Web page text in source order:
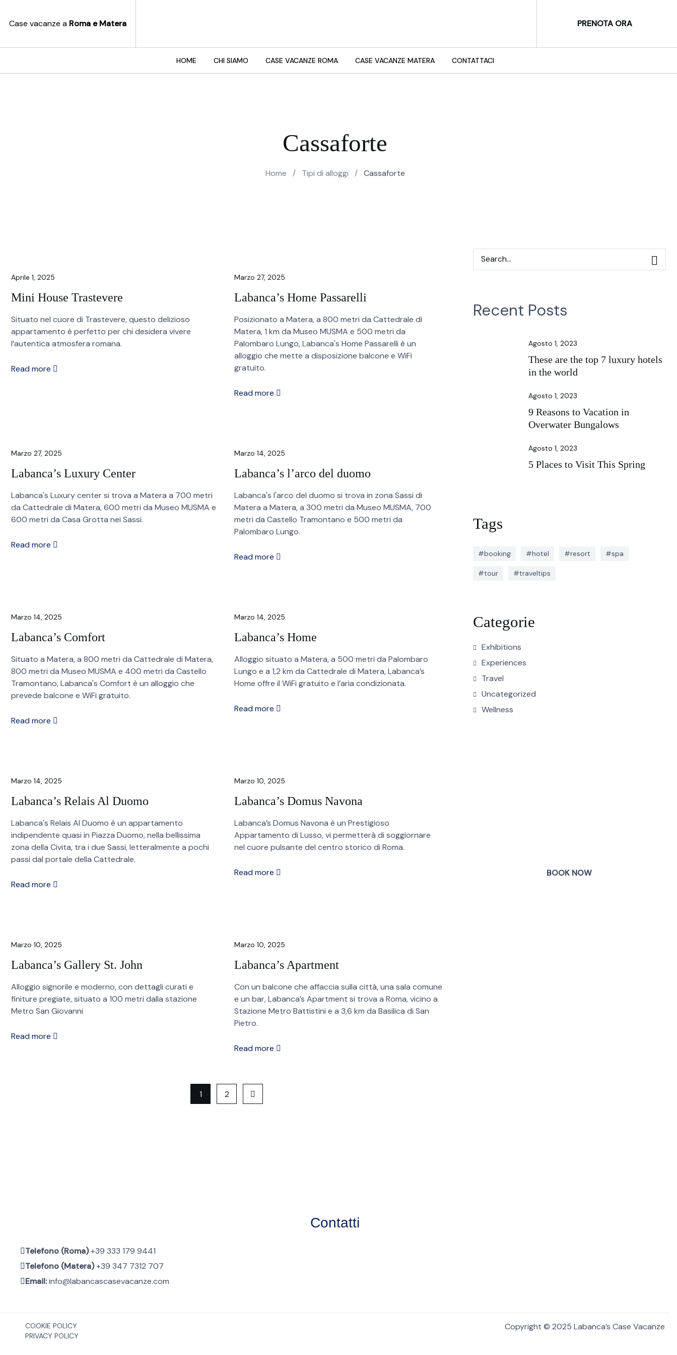
Case vacanze a Roma e Matera PRENOTA ORA
HOME CHI SIAMO CASE VACANZE ROMA CASE VACANZE MATERA CONTATTACI
Cassaforte
Home / Tipi di alloggi / Cassaforte
Aprile 1, 2025
Mini House Trastevere
Situato nel cuore di Trastevere, questo delizioso
appartamento è perfetto per chi desidera vivere
l’autentica atmosfera romana.
Read more
Marzo 27, 2025
Labanca’s Home Passarelli
Posizionato a Matera, a 800 metri da Cattedrale di
Matera, 1 km da Museo MUSMA e 500 metri da
Palombaro Lungo, Labanca's Home Passarelli è un
alloggio che mette a disposizione balcone e WiFi
gratuito.
Read more
Marzo 27, 2025
Labanca’s Luxury Center
Labanca's Luxury center si trova a Matera a 700 metri
da Cattedrale di Matera, 600 metri da Museo MUSMA e
600 metri da Casa Grotta nei Sassi.
Read more
Marzo 14, 2025
Labanca’s l’arco del duomo
Labanca's l'arco del duomo si trova in zona Sassi di
Matera a Matera, a 300 metri da Museo MUSMA, 700
metri da Castello Tramontano e 500 metri da
Palombaro Lungo.
Read more
Marzo 14, 2025
Labanca’s Comfort
Situato a Matera, a 800 metri da Cattedrale di Matera,
800 metri da Museo MUSMA e 400 metri da Castello
Tramontano, Labanca's Comfort è un alloggio che
prevede balcone e WiFi gratuito.
Read more
Marzo 14, 2025
Labanca’s Home
Alloggio situato a Matera, a 500 metri da Palombaro
Lungo e a 1,2 km da Cattedrale di Matera, Labanca’s
Home offre il WiFi gratuito e l’aria condizionata.
Read more
Marzo 14, 2025
Labanca’s Relais Al Duomo
Labanca's Relais Al Duomo è un appartamento
indipendente quasi in Piazza Duomo, nella bellissima
zona della Civita, tra i due Sassi, letteralmente a pochi
passi dal portale della Cattedrale.
Read more
Marzo 10, 2025
Labanca’s Domus Navona
Labanca’s Domus Navona è un Prestigioso
Appartamento di Lusso, vi permetterà di soggiornare
nel cuore pulsante del centro storico di Roma.
Read more
Marzo 10, 2025
Labanca’s Gallery St. John
Alloggio signorile e moderno, con dettagli curati e
finiture pregiate, situato a 100 metri dalla stazione
Metro San Giovanni
Read more
Marzo 10, 2025
Labanca’s Apartment
Con un balcone che affaccia sulla città, una sala comune
e un bar, Labanca’s Apartment si trova a Roma, vicino a
Stazione Metro Battistini e a 3,6 km da Basilica di San
Pietro.
Read more
1 2
Recent Posts
Agosto 1, 2023
These are the top 7 luxury hotels
in the world
Agosto 1, 2023
9 Reasons to Vacation in
Overwater Bungalows
Agosto 1, 2023
5 Places to Visit This Spring
Tags
#booking #hotel #resort #spa
#tour #traveltips
Categorie
Exhibitions
Experiences
Travel
Uncategorized
Wellness
BOOK NOW
Contatti
Telefono (Roma)+39 333 179 9441
Telefono (Matera)+39 347 7312 707
Email:info@labancascasevacanze.com
COOKIE POLICY
PRIVACY POLICY
Copyright © 2025 Labanca’s Case Vacanze